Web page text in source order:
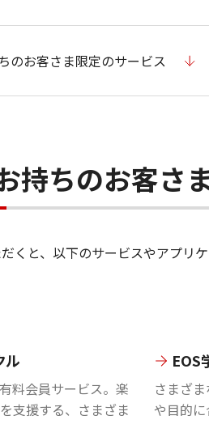
のお客さま限定のサービス
持ちのお客さ
くと、以下のサービスやアプリ
ル
料会員サービス。楽
支援する、さまざま
EOS
さまざ
や目的に